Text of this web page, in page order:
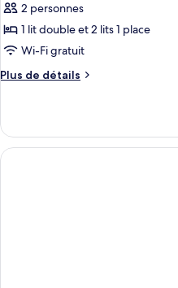
2 personnes
1 lit double et 2 lits 1 place
Wi-Fi gratuit
Plus de détails
Plus
le
type
de